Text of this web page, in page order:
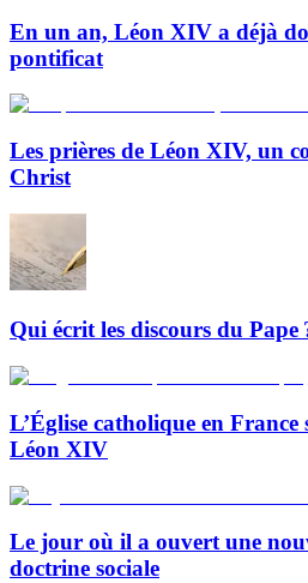
En un an, Léon XIV a déjà
pontificat
Les prières de Léon XIV, un
Christ
Qui écrit les discours du Pape
L’Église catholique en
Léon XIV
Le jour où il a ouvert une
doctrine sociale